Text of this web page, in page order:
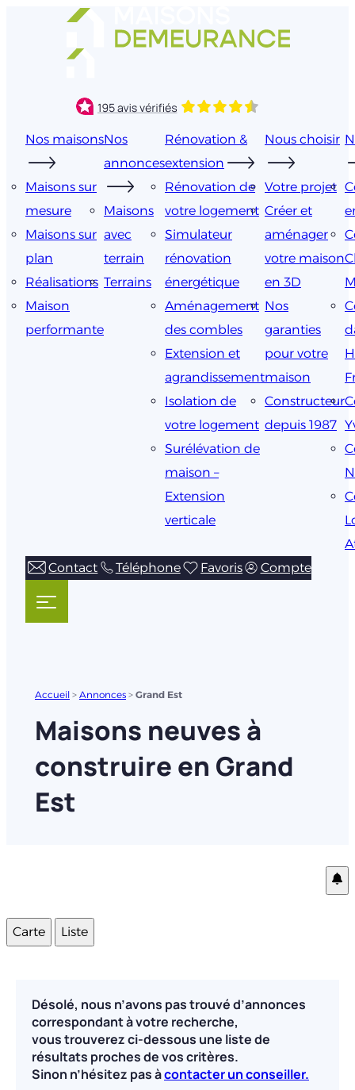
Nos maisons
Maisons sur
mesure
Maisons sur
plan
Réalisations
Maison
performante
Nos
annonces
Maisons
avec
terrain
Terrains
Rénovation &
extension
Rénovation de
votre logement
Simulateur
rénovation
énergétique
Aménagement
des combles
Extension et
agrandissement
Isolation de
votre logement
Surélévation de
maison –
Extension
verticale
Nous choisir
Votre projet
Créer et
aménager
votre maison
en 3D
Nos
garanties
pour votre
maison
Constructeur
depuis 1987
Contact
Téléphone Favoris Compte
Accueil > Annonces > Grand Est
Maisons neuves à
construire en Grand
Est
Carte Liste
Désolé, nous n’avons pas trouvé d’annonces
correspondant à votre recherche,
vous trouverez ci-dessous une liste de
résultats proches de vos critères.
Sinon n’hésitez pas àcontacter un conseiller.